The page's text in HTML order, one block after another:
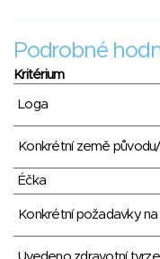
Podrobné
Kritérium
Loga
Konkrétní země
Éčka
Konkrétní požadavky